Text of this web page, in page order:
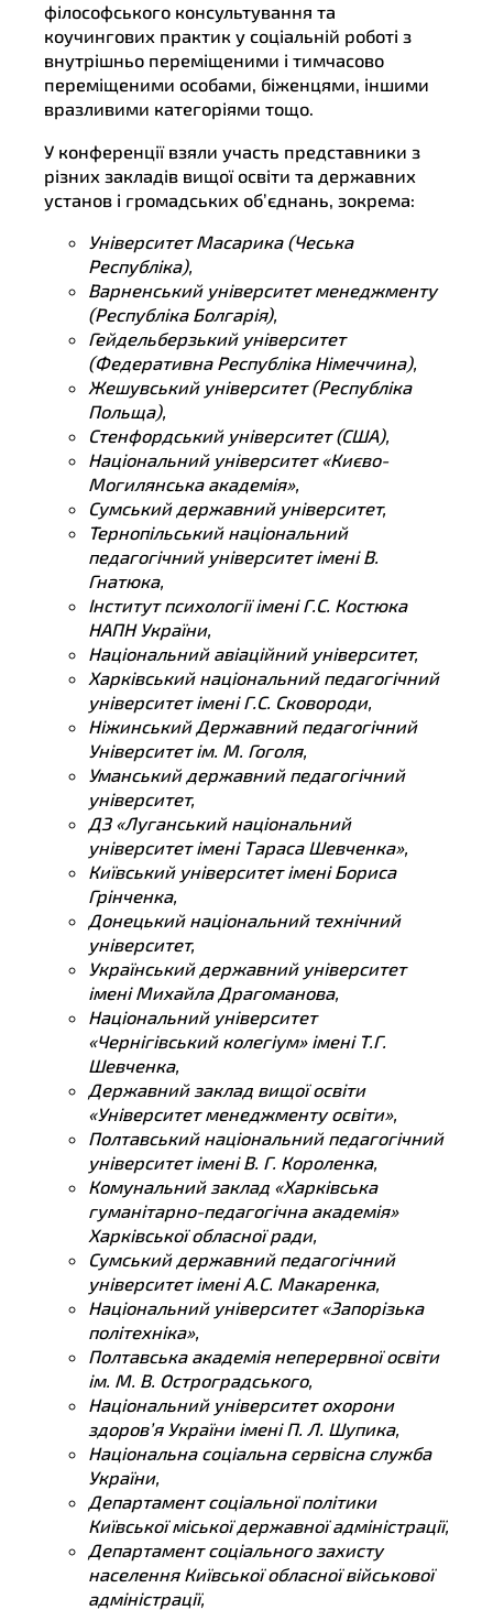
філософського консультування та
коучингових практик у соціальній роботі з
внутрішньо переміщеними і тимчасово
переміщеними особами, біженцями, іншими
вразливими категоріями тощо.
У конференції взяли участь представники з
різних закладів вищої освіти та державних
установ і громадських об’єднань, зокрема:
Університет Масарика (Чеська
Республіка),
Варненський університет менеджменту
(Республіка Болгарія),
Гейдельберзький університет
(Федеративна Республіка Німеччина),
Жешувський університет (Республіка
Польща),
Стенфордський університет (США),
Національний університет «Києво-
Могилянська академія»,
Сумський державний університет,
Тернопільський національний
педагогічний університет імені В.
Гнатюка,
Інститут психології імені Г.С. Костюка
НАПН України,
Національний авіаційний університет,
Харківський національний педагогічний
університет імені Г.С. Сковороди,
Ніжинський Державний педагогічний
Університет ім. М. Гоголя,
Уманський державний педагогічний
університет,
ДЗ «Луганський національний
університет імені Тараса Шевченка»,
Київський університет імені Бориса
Грінченка,
Донецький національний технічний
університет,
Український державний університет
імені Михайла Драгоманова,
Національний університет
«Чернігівський колегіум» імені Т.Г.
Шевченка,
Державний заклад вищої освіти
«Університет менеджменту освіти»,
Полтавський національний педагогічний
університет імені В. Г. Короленка,
Комунальний заклад «Харківська
гуманітарно-педагогічна академія»
Харківської обласної ради,
Сумський державний педагогічний
університет імені А.С. Макаренка,
Національний університет «Запорізька
політехніка»,
Полтавська академія неперервної освіти
ім. М. В. Остроградського,
Національний університет охорони
здоров’я України імені П. Л. Шупика,
Національна соціальна сервісна служба
України,
Департамент соціальної політики
Київської міської державної адміністрації,
Департамент соціального захисту
населення Київської обласної військової
адміністрації,